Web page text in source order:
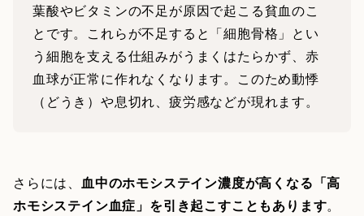
葉酸やビタミンの不足が原因で起こる貧血のこ
とです。これらが不足すると「細胞骨格」とい
う細胞を支える仕組みがうまくはたらかず、赤
血球が正常に作れなくなります。このため動悸
（どうき）や息切れ、疲労感などが現れます。
さらには、 血中のホモシステイン濃度が高くなる「高
ホモシステイン血症」を引き起こすこともあります。